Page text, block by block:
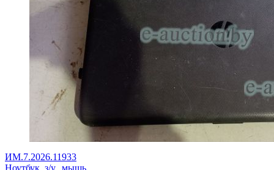
ИМ.7.2026.11933
Ноутбук, з/у., мышь